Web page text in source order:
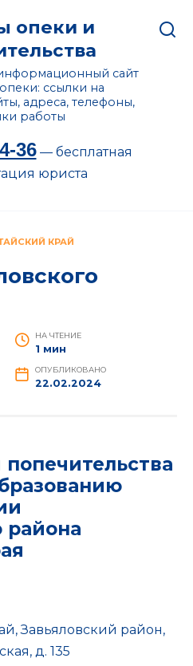
опеки и
сайт
ссылки на
адреса, телефоны,
работы
36— бесплатная
юриста
КРАЙ
НА ЧТЕНИЕ
1 мин
ОПУБЛИКОВАНО
22.02.2024
района
Завьяловский район,
д. 135